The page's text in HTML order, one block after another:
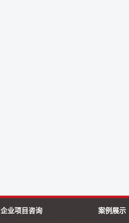
企业项目咨询 案例展示